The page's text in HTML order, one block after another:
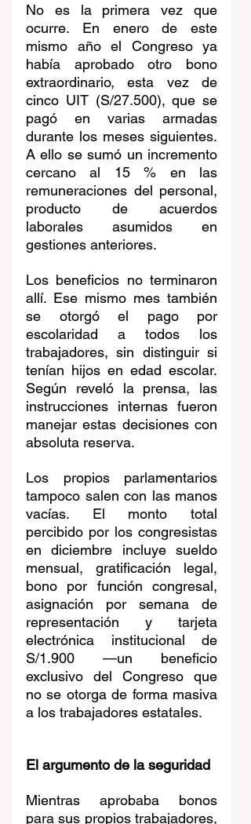
No es la primera vez que
ocurre. En enero de este
mismo año el Congreso ya
había aprobado otro bono
extraordinario, esta vez de
cinco UIT (S/27.500), que se
pagó en varias armadas
durante los meses siguientes.
A ello se sumó un incremento
cercano al 15 % en las
remuneraciones del personal,
producto de acuerdos
laborales asumidos en
gestiones anteriores.
Los beneficios no terminaron
allí. Ese mismo mes también
se otorgó el pago por
escolaridad a todos los
trabajadores, sin distinguir si
tenían hijos en edad escolar.
Según reveló la prensa, las
instrucciones internas fueron
manejar estas decisiones con
absoluta reserva.
Los propios parlamentarios
tampoco salen con las manos
vacías. El monto total
percibido por los congresistas
en diciembre incluye sueldo
mensual, gratificación legal,
bono por función congresal,
asignación por semana de
representación y tarjeta
electrónica institucional de
S/1.900 —un beneficio
exclusivo del Congreso que
no se otorga de forma masiva
a los trabajadores estatales.
El argumento de la seguridad
Mientras aprobaba bonos
para sus propios trabajadores,